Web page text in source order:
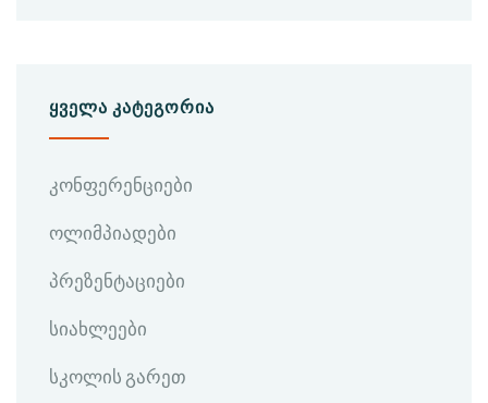
ᲧᲕᲔᲚᲐ ᲙᲐᲢᲔᲒᲝᲠᲘᲐ
კონფერენციები
ოლიმპიადები
პრეზენტაციები
სიახლეები
სკოლის გარეთ